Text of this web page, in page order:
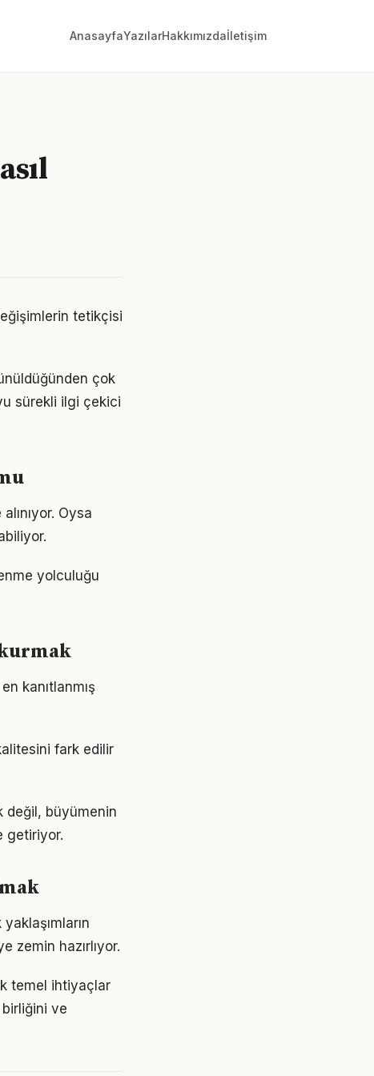
AnasayfaYazılarHakkımızdaİletişim
tetikçisi
çok
sürekli ilgi çekici
Oysa
yolculuğu
kanıtlanmış
fark edilir
değil, büyümenin
getiriyor.
zemin hazırlıyor.
temel ihtiyaçlar
ve